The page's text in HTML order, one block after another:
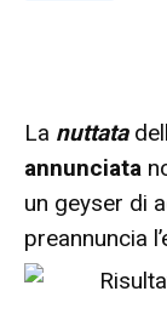
La nuttata
annunciata
un geyser di
preannuncia